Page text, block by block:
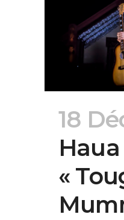
18
Haua
«